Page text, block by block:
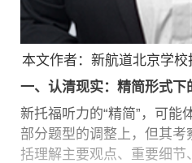
本文作者：新航道北京学
一、认清现实：精简形式下
新托福听力的“精简”，可能
部分题型的调整上，但其
括理解主要观点、重要细